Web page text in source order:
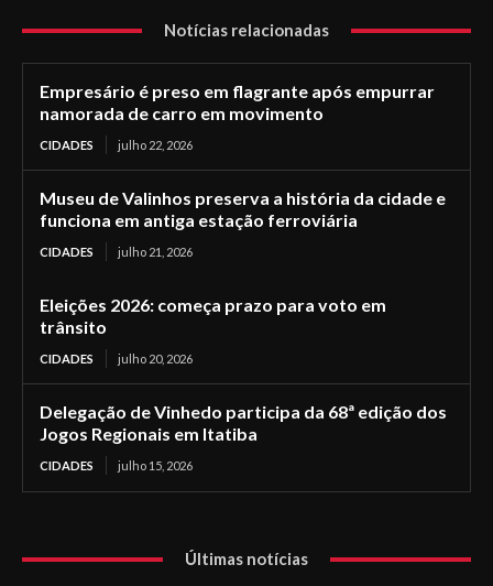
Notícias relacionadas
Empresário é preso em flagrante após empurrar
namorada de carro em movimento
CIDADES julho 22, 2026
Museu de Valinhos preserva a história da cidade e
funciona em antiga estação ferroviária
CIDADES julho 21, 2026
Eleições 2026: começa prazo para voto em
trânsito
CIDADES julho 20, 2026
Delegação de Vinhedo participa da 68ª edição dos
Jogos Regionais em Itatiba
CIDADES julho 15, 2026
Últimas notícias